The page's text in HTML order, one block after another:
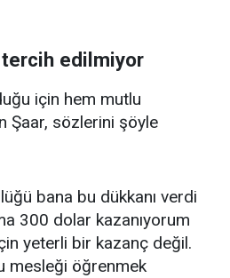
edilmiyor
için hem mutlu
Şaar, sözlerini şöyle
bana bu dükkanı verdi
300 dolar kazanıyorum
yeterli bir kazanç değil.
mesleği öğrenmek